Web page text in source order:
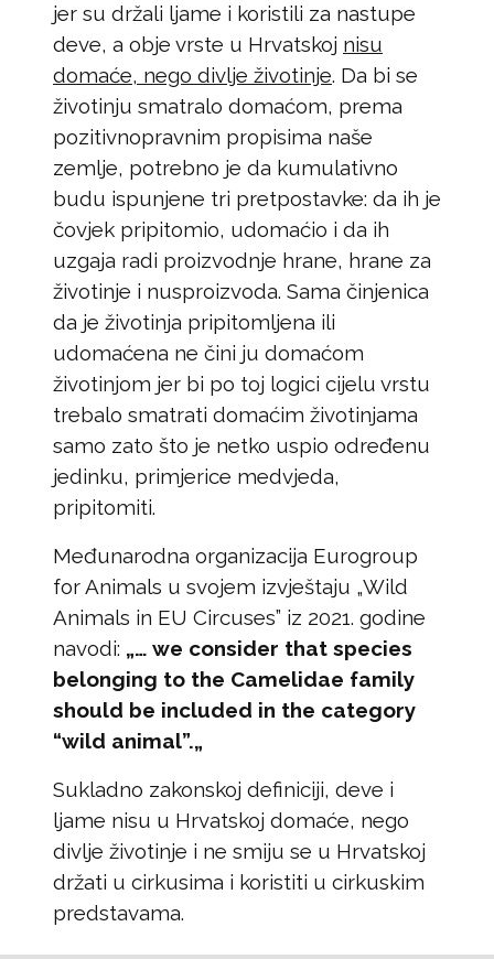
jer su držali ljame i koristili za nastupe
deve, a obje vrste u Hrvatskoj nisu
domaće, nego divlje životinje. Da bi se
životinju smatralo domaćom, prema
pozitivnopravnim propisima naše
zemlje, potrebno je da kumulativno
budu ispunjene tri pretpostavke: da ih je
čovjek pripitomio, udomaćio i da ih
uzgaja radi proizvodnje hrane, hrane za
životinje i nusproizvoda. Sama činjenica
da je životinja pripitomljena ili
udomaćena ne čini ju domaćom
životinjom jer bi po toj logici cijelu vrstu
trebalo smatrati domaćim životinjama
samo zato što je netko uspio određenu
jedinku, primjerice medvjeda,
pripitomiti.
Međunarodna organizacija Eurogroup
for Animals u svojem izvještaju „Wild
Animals in EU Circuses” iz 2021. godine
navodi: „… we consider that species
belonging to the Camelidae family
should be included in the category
“wild animal”.„
Sukladno zakonskoj definiciji, deve i
ljame nisu u Hrvatskoj domaće, nego
divlje životinje i ne smiju se u Hrvatskoj
držati u cirkusima i koristiti u cirkuskim
predstavama.